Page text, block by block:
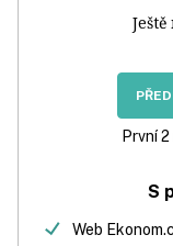
První
S
Web